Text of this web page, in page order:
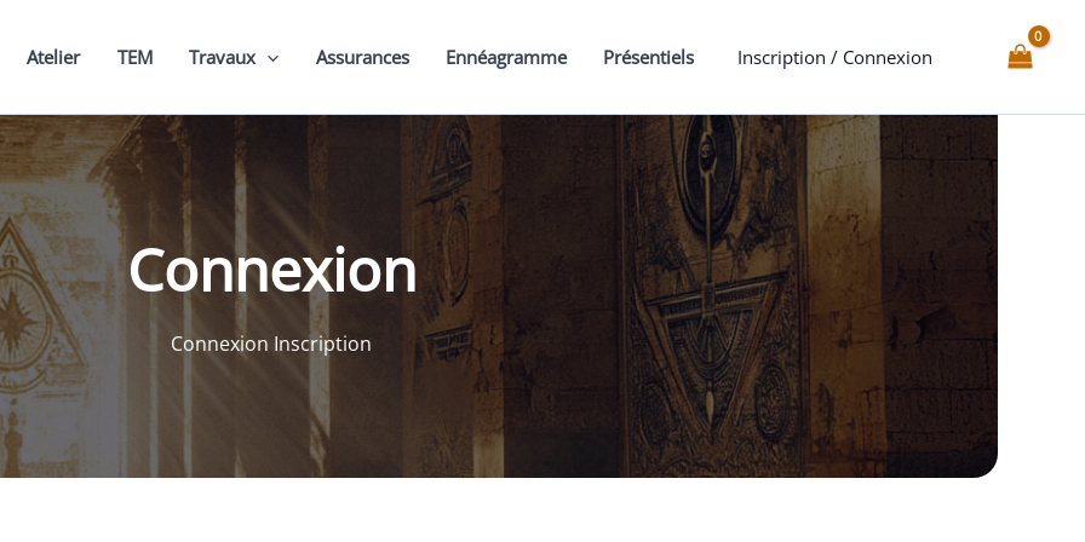
Atelier TEM Travaux Assurances Ennéagramme Présentiels Inscription / Connexion
Connexion
Connexion Inscription